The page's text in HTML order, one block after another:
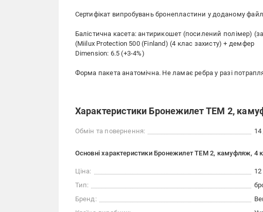
Сертифікат випробувань бронепластини у доданому
Балістична касета: антирикошет (посилений полімер)
(Miilux Protection 500 (Finland) (4 клас захисту) + демфер
Dimension: 6.5 (+3-4%)
Форма пакета анатомічна. Не ламає ребра у разі
Характеристики Бронежилет ТЕМ 2,
Обмін та повернення:
Основні характеристики Бронежилет ТЕМ 2, камуфляж, 4
Ціна:
Тип:
Бренд: